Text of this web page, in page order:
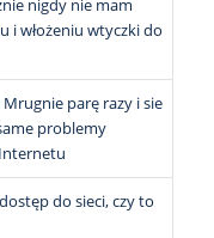
nigdy nie mam
i włożeniu wtyczki do
parę razy i sie
problemy
do sieci, czy to